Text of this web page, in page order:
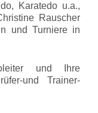
Karatedo u.a.,
Rauscher
und Turniere in
und Ihre
und Trainer-